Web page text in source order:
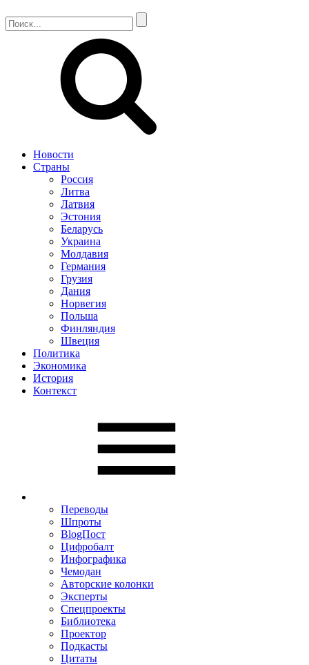
Новости
Страны
Россия
Литва
Латвия
Эстония
Беларусь
Украина
Молдавия
Германия
Грузия
Дания
Норвегия
Польша
Финляндия
Швеция
Политика
Экономика
История
Контекст
Переводы
Шпроты
BlogПост
Цифробалт
Инфографика
Чемодан
Авторские колонки
Эксперты
Спецпроекты
Библиотека
Проектор
Подкасты
Цитаты